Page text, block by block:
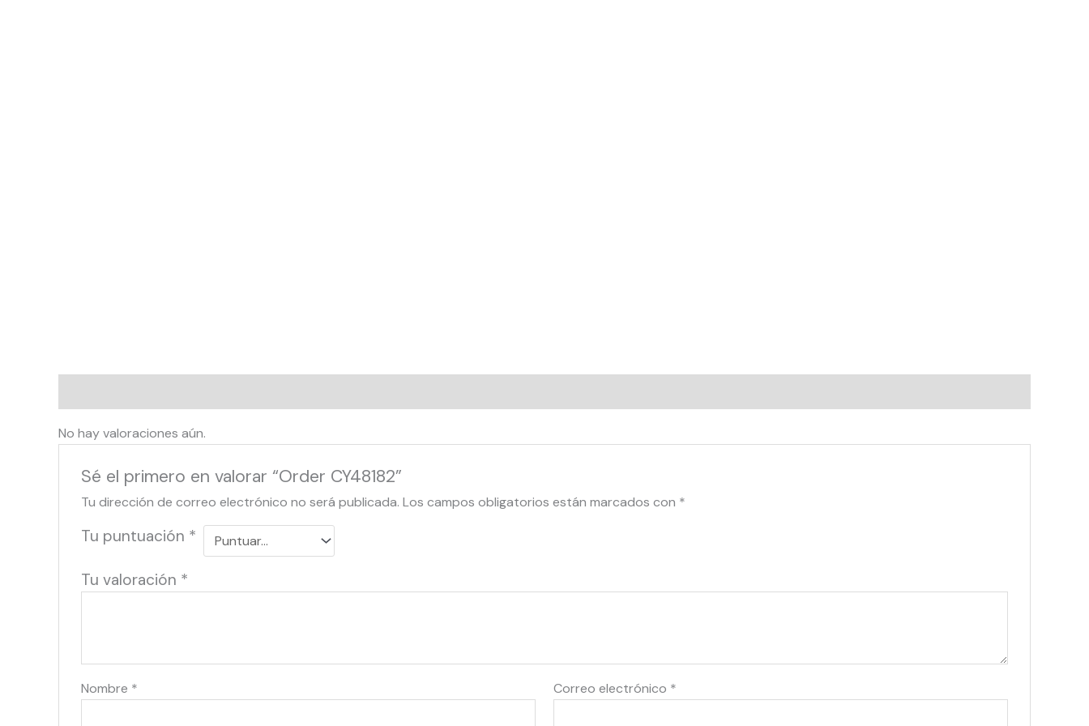
No hay valoraciones aún.
Sé el primero en valorar “Order CY48182”
Tu dirección de correo electrónico no será publicada. Los campos obligatorios están marcados con *
Tu puntuación *
Tu valoración *
Nombre * Correo electrónico *